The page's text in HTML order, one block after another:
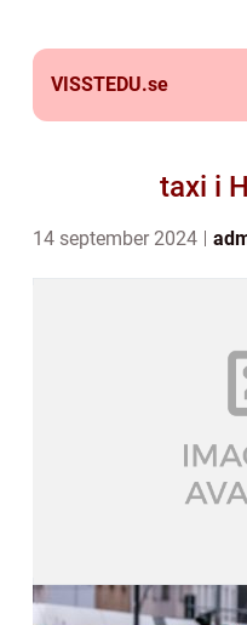
VISSTEDU.se
taxi i
14 september 2024